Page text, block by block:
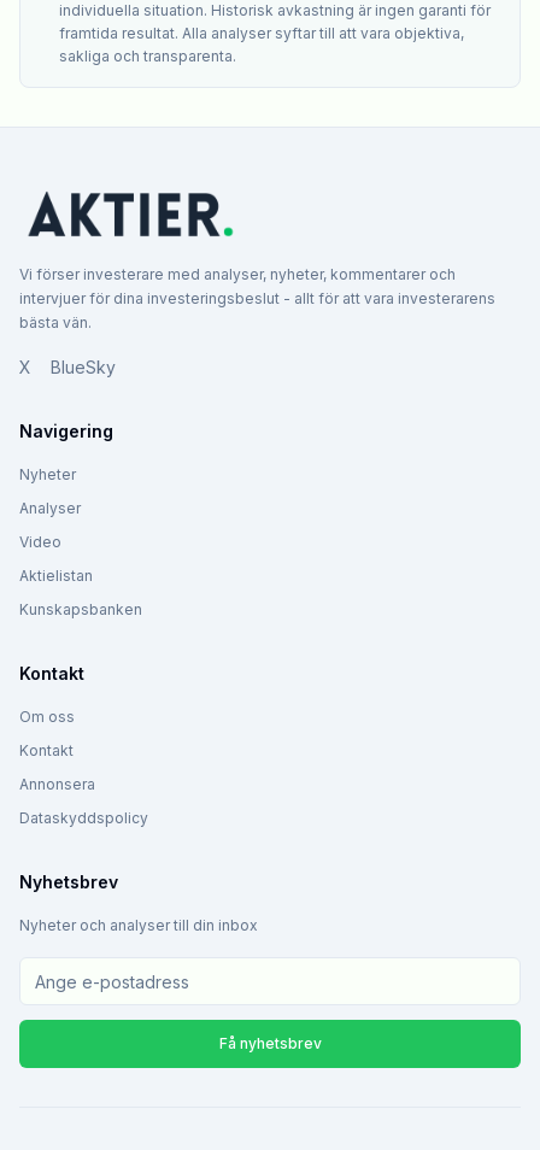
individuella situation. Historisk avkastning är ingen garanti för
framtida resultat. Alla analyser syftar till att vara objektiva,
sakliga och transparenta.
Vi förser investerare med analyser, nyheter, kommentarer och
intervjuer för dina investeringsbeslut - allt för att vara investerarens
bästa vän.
X BlueSky
Navigering
Nyheter
Analyser
Video
Aktielistan
Kunskapsbanken
Kontakt
Om oss
Kontakt
Annonsera
Dataskyddspolicy
Nyhetsbrev
Nyheter och analyser till din inbox
Få nyhetsbrev